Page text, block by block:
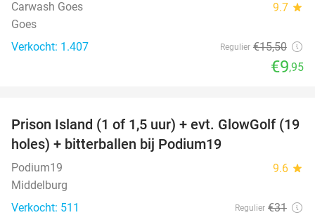
Carwash Goes 9.7 star
Goes
Verkocht: 1.407
Regulier €15,50
€9,95
36%
Prison Island (1 of 1,5 uur) + evt. GlowGolf (19
holes) + bitterballen bij Podium19
Podium19 9.6 star
Middelburg
Verkocht: 511
Regulier €31